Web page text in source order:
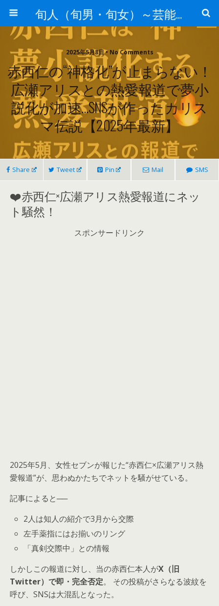
旬人（旬男・旬女）～芸能界等から旬な人・歌等の情報～
2025年5月8日 • No Comments
赤西仁の“神格化”が止まらない！
広瀬アリスとの熱愛報道で夢小
説化が加速…SNSが作ったカリス
マ伝説【2025年最新】
Share Tweet Pin Mail SMS
❤️赤西仁×広瀬アリス熱愛報道にネッ
ト騒然！
スポンサードリンク
2025年5月、女性セブンが報じた“赤西仁×広瀬アリス熱
愛報道”が、思わぬかたちでネットを騒がせている。
記事によると──
2人は知人の紹介で3月から交際
左手薬指にはお揃いのリング
「真剣交際中」との情報
しかしこの報道に対し、当の赤西仁本人がX（旧
Twitter）で即・完全否定。 その投稿がさらなる波紋を
呼び、SNSは大混乱となった。